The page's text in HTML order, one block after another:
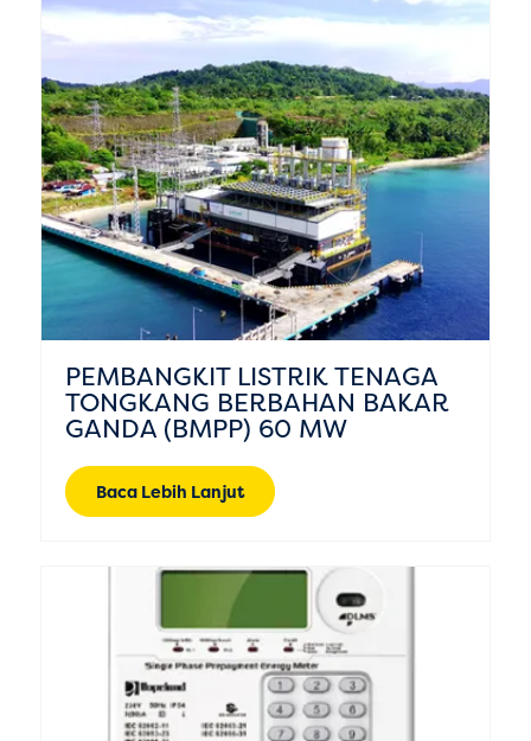
PEMBANGKIT LISTRIK TENAGA
TONGKANG BERBAHAN BAKAR
GANDA (BMPP) 60 MW
Baca Lebih Lanjut